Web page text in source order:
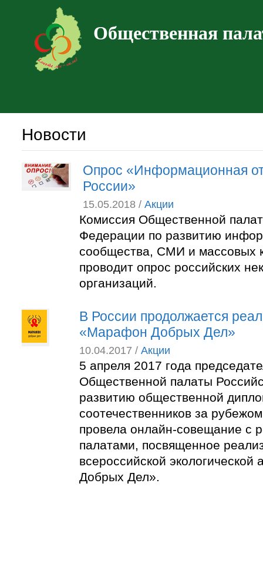
Общественная
Новости
Опрос «Информационная
России»
15.05.2018 / Акции
Комиссия Общественной
Федерации по развитию
сообщества, СМИ и массовых
проводит опрос российских
организаций.
В России продолжается
«Марафон Добрых Дел»
10.04.2017 / Акции
5 апреля 2017 года
Общественной палаты
развитию общественной
соотечественников за
провела онлайн-совещание с
палатами, посвященное
всероссийской
Добрых Дел».